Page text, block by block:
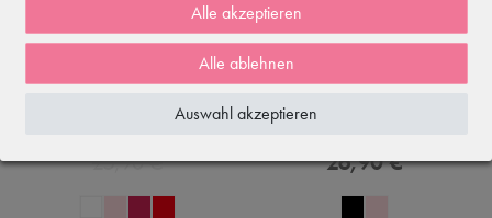
Ballett Tutu "Antonia", pink
25,90 €
Damen Langarm Ballett Top
26,90 €
Alle akzeptieren
Alle ablehnen
Auswahl akzeptieren